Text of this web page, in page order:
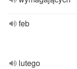
feb
lutego